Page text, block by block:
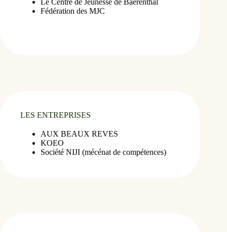
Fédération des MJC
LES ENTREPRISES
AUX BEAUX REVES
KOEO
Société NIJI (mécénat de compétences)